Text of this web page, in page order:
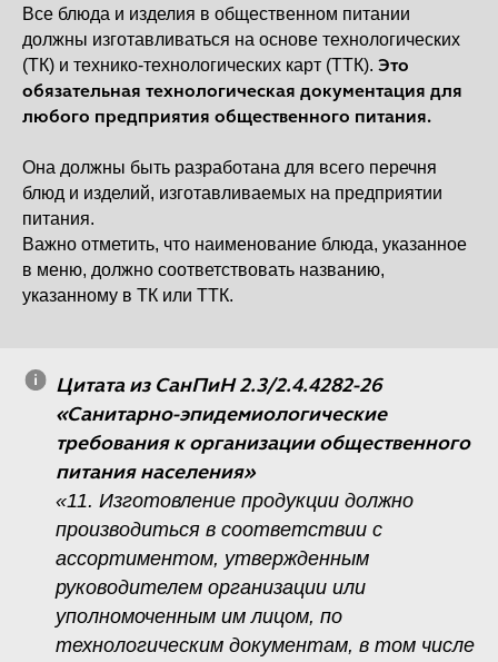
Все блюда и изделия в общественном питании
должны изготавливаться на основе технологических
(ТК) и технико-технологических карт (ТТК). Это
обязательная технологическая документация для
любого предприятия общественного питания.
Она должны быть разработана для всего перечня
блюд и изделий, изготавливаемых на предприятии
питания.
Важно отметить, что наименование блюда, указанное
в меню, должно соответствовать названию,
указанному в ТК или ТТК.
Цитата из СанПиН 2.3/2.4.4282-26
«Санитарно-эпидемиологические
требования к организации общественного
питания населения»
«11. Изготовление продукции должно
производиться в соответствии с
ассортиментом, утвержденным
руководителем организации или
уполномоченным им лицом, по
технологическим документам, в том числе